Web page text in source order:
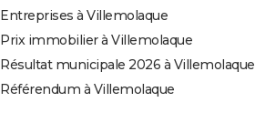
Entreprises à Villemolaque
Prix immobilier à Villemolaque
Résultat municipale 2026 à Villemolaque
Référendum à Villemolaque